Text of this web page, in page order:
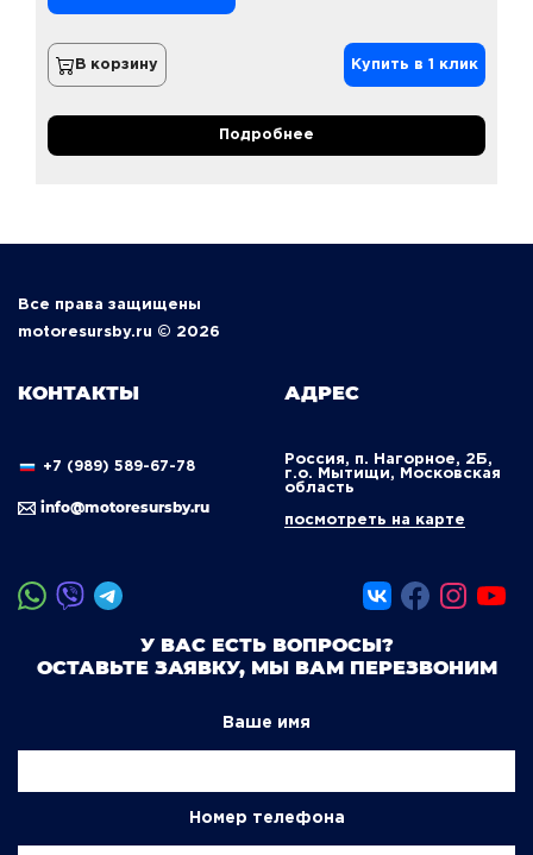
В корзину Купить в 1 клик
Подробнее
Все права защищены
motoresursby.ru © 2026
КОНТАКТЫ
+7 (989) 589-67-78
info@motoresursby.ru
АДРЕС
Россия, п. Нагорное, 2Б,
г.о. Мытищи, Московская
область
посмотреть на карте
У ВАС ЕСТЬ ВОПРОСЫ?
ОСТАВЬТЕ ЗАЯВКУ, МЫ ВАМ ПЕРЕЗВОНИМ
Ваше имя
Номер телефона